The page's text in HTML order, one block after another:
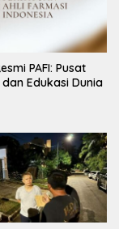
PAFI: Pusat
Edukasi Dunia